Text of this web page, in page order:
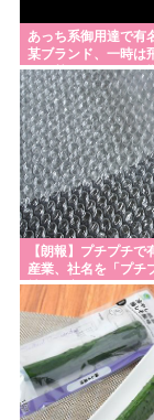
あっち系御用達で有
某ブランド、一時は
とす勢いだったが今
は……
【朗報】プチプチで
産業、社名を「プチ
社」に変更wwwww